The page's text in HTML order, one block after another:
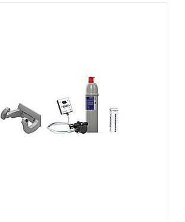
DETAILS